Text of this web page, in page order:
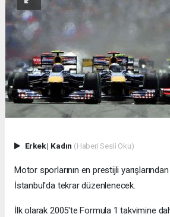
Erkek| Kadın (Haberi Sesli Oku)
Motor sporlarının en prestijli
İstanbul'da tekrar düzenlenecek.
İlk olarak 2005'te Formula 1 takvimine